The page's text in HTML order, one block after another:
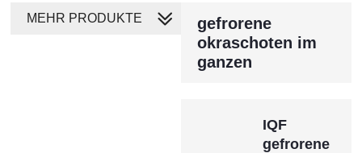
gefrorene
okraschoten im
ganzen
IQF
gefrorene
MEHR PRODUKTE